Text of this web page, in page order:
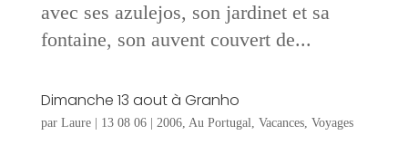
avec ses azulejos, son jardinet et sa
fontaine, son auvent couvert de...
Dimanche 13 aout à Granho
par Laure| 13 08 06| 2006, Au Portugal, Vacances, Voyages